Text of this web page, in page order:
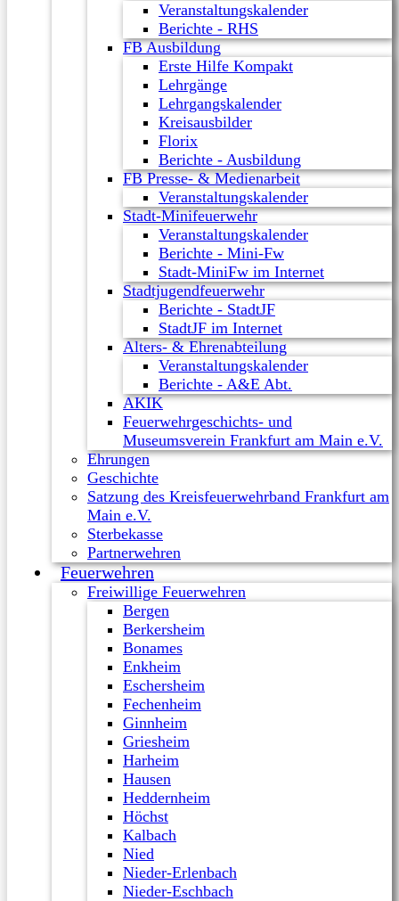
Veranstaltungskalender
Berichte - RHS
FB Ausbildung
Erste Hilfe Kompakt
Lehrgänge
Lehrgangskalender
Kreisausbilder
Florix
Berichte - Ausbildung
FB Presse- & Medienarbeit
Veranstaltungskalender
Stadt-Minifeuerwehr
Veranstaltungskalender
Berichte - Mini-Fw
Stadt-MiniFw im Internet
Stadtjugendfeuerwehr
Berichte - StadtJF
StadtJF im Internet
Alters- & Ehrenabteilung
Veranstaltungskalender
Berichte - A&E Abt.
AKIK
Feuerwehrgeschichts- und
Museumsverein Frankfurt am Main e.V.
Ehrungen
Geschichte
Satzung des Kreisfeuerwehrband Frankfurt am
Main e.V.
Sterbekasse
Partnerwehren
Feuerwehren
Freiwillige Feuerwehren
Bergen
Berkersheim
Bonames
Enkheim
Eschersheim
Fechenheim
Ginnheim
Griesheim
Harheim
Hausen
Heddernheim
Höchst
Kalbach
Nied
Nieder-Erlenbach
Nieder-Eschbach